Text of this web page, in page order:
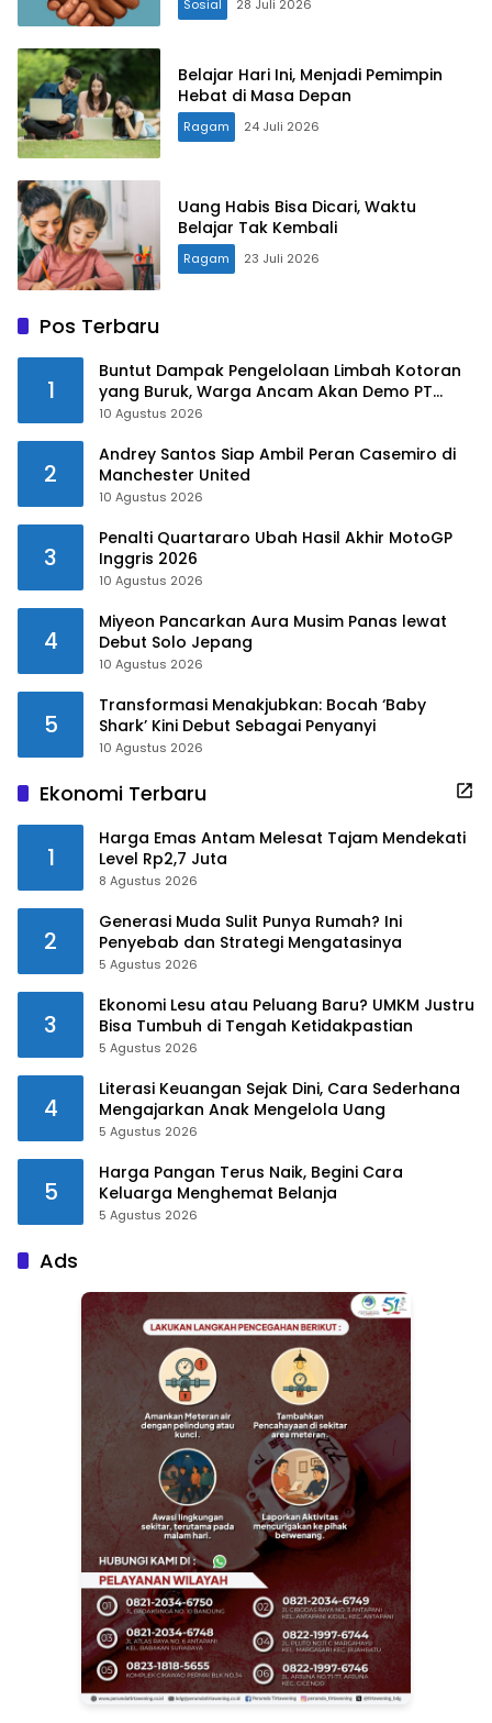
Sosial 28 Juli 2026
Belajar Hari Ini, Menjadi Pemimpin
Hebat di Masa Depan
Ragam 24 Juli 2026
Uang Habis Bisa Dicari, Waktu
Belajar Tak Kembali
Ragam 23 Juli 2026
Pos Terbaru
1
Buntut Dampak Pengelolaan Limbah Kotoran
yang Buruk, Warga Ancam Akan Demo PT
Nusa Farm Purwakarta
10 Agustus 2026
2
Andrey Santos Siap Ambil Peran Casemiro di
Manchester United
10 Agustus 2026
3
Penalti Quartararo Ubah Hasil Akhir MotoGP
Inggris 2026
10 Agustus 2026
4
Miyeon Pancarkan Aura Musim Panas lewat
Debut Solo Jepang
10 Agustus 2026
5
Transformasi Menakjubkan: Bocah ‘Baby
Shark’ Kini Debut Sebagai Penyanyi
10 Agustus 2026
Ekonomi Terbaru
1
Harga Emas Antam Melesat Tajam Mendekati
Level Rp2,7 Juta
8 Agustus 2026
2
Generasi Muda Sulit Punya Rumah? Ini
Penyebab dan Strategi Mengatasinya
5 Agustus 2026
3
Ekonomi Lesu atau Peluang Baru? UMKM Justru
Bisa Tumbuh di Tengah Ketidakpastian
5 Agustus 2026
4
Literasi Keuangan Sejak Dini, Cara Sederhana
Mengajarkan Anak Mengelola Uang
5 Agustus 2026
5
Harga Pangan Terus Naik, Begini Cara
Keluarga Menghemat Belanja
5 Agustus 2026
Ads